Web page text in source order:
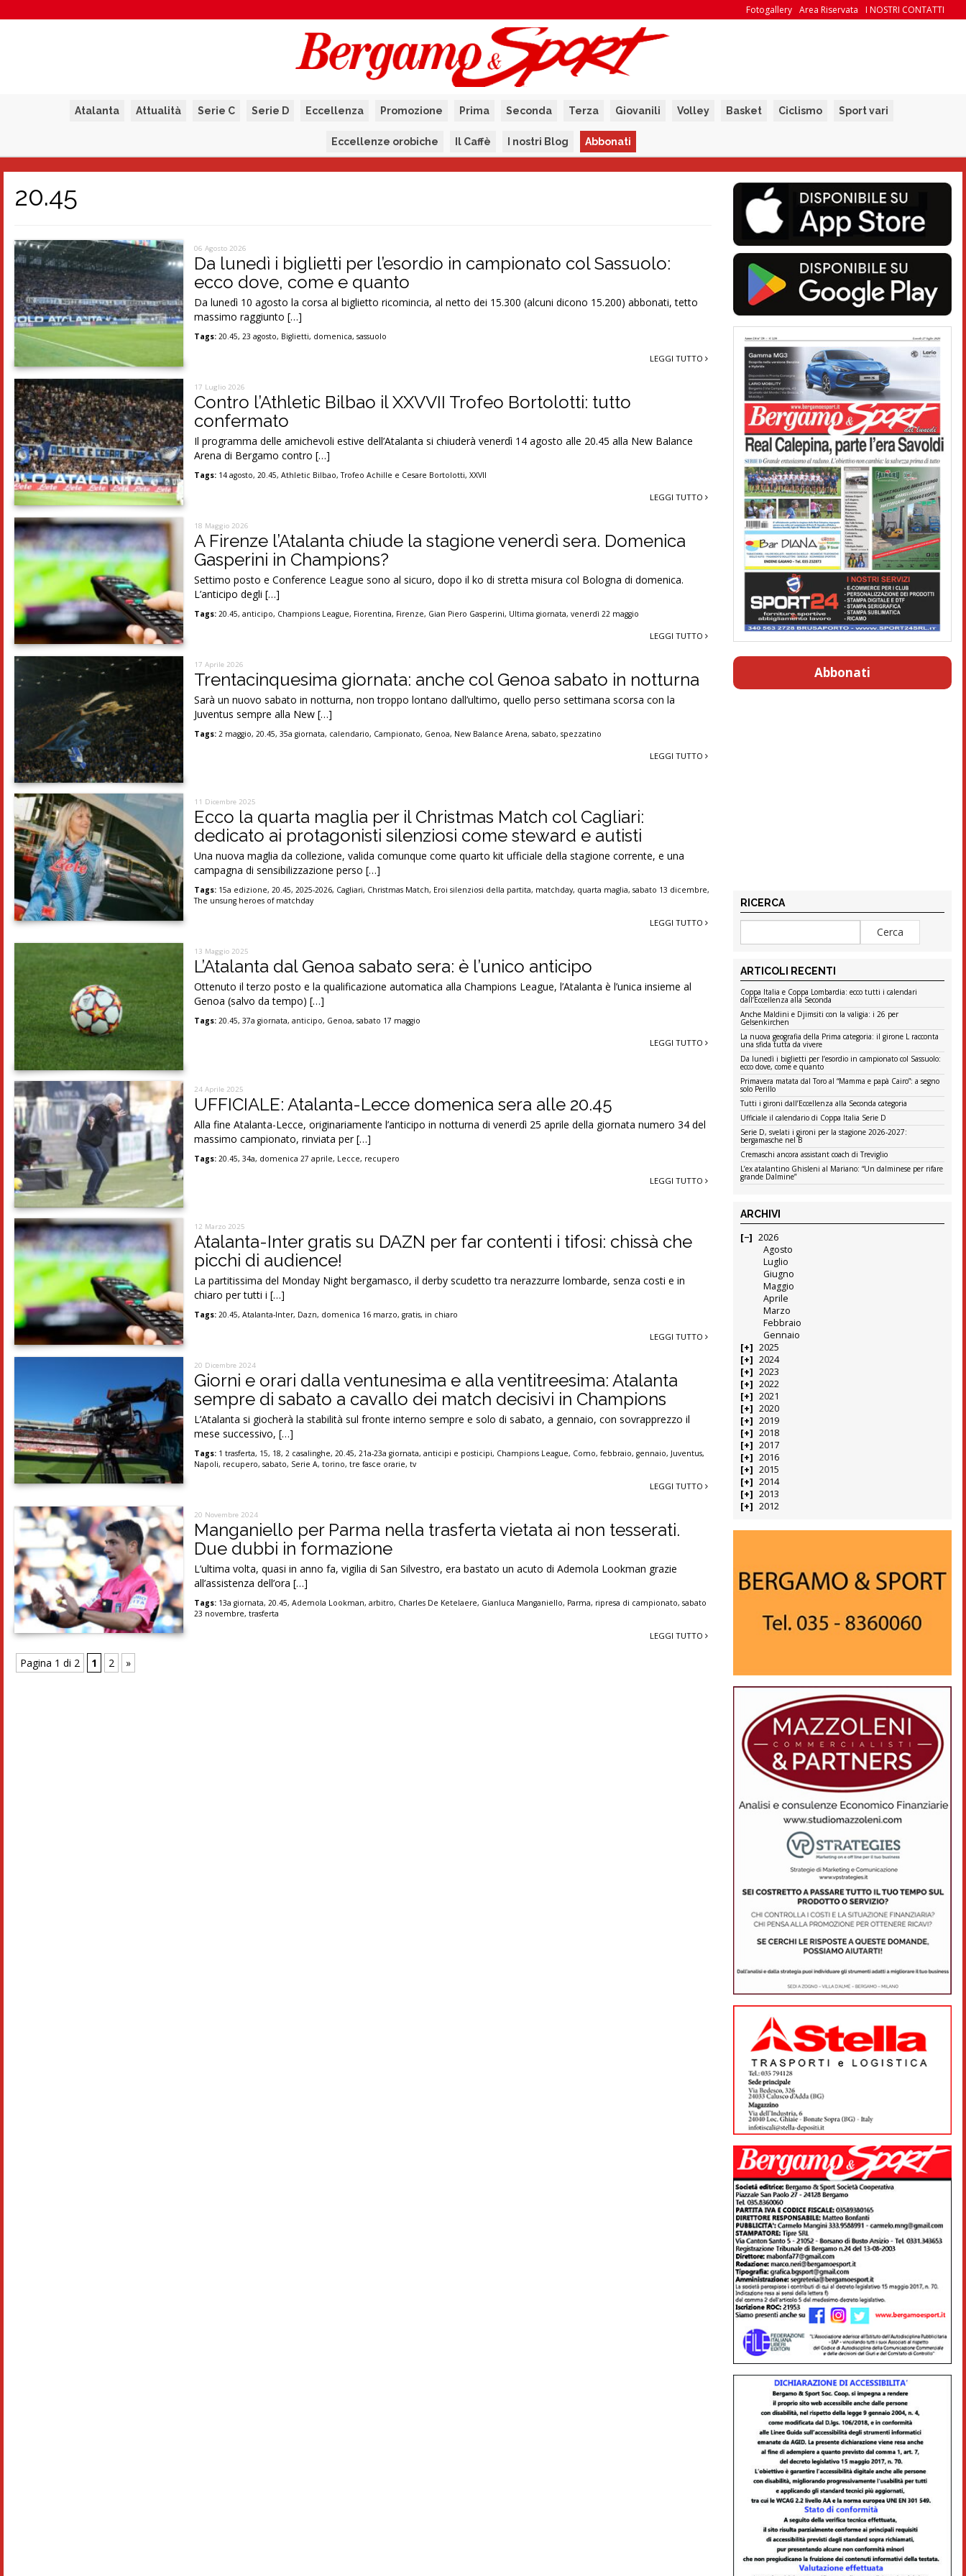
I NOSTRI CONTATTI
Area Riservata
Fotogallery
Atalanta Attualità Serie C Serie D Eccellenza Promozione Prima Seconda Terza Giovanili Volley Basket Ciclismo Sport vari
Eccellenze orobiche Il Caffè I nostri Blog Abbonati
20.45
06 Agosto 2026
Da lunedì i biglietti per l’esordio in campionato col Sassuolo:
ecco dove, come e quanto
Da lunedì 10 agosto la corsa al biglietto ricomincia, al netto dei 15.300 (alcuni dicono 15.200) abbonati, tetto
massimo raggiunto […]
Tags: 20.45,23 agosto, Biglietti, domenica,sassuolo
LEGGI TUTTO
17 Luglio 2026
Contro l’Athletic Bilbao il XXVVII Trofeo Bortolotti: tutto
confermato
Il programma delle amichevoli estive dell’Atalanta si chiuderà venerdì 14 agosto alle 20.45 alla New Balance
Arena di Bergamo contro […]
Tags: 14 agosto,20.45,Athletic Bilbao,Trofeo Achille e Cesare Bortolotti,XXVII
LEGGI TUTTO
18 Maggio 2026
A Firenze l’Atalanta chiude la stagione venerdì sera. Domenica
Gasperini in Champions?
Settimo posto e Conference League sono al sicuro, dopo il ko di stretta misura col Bologna di domenica.
L’anticipo degli […]
Tags: 20.45,anticipo, Champions League, Fiorentina, Firenze, Gian Piero Gasperini, Ultima giornata,venerdì 22 maggio
LEGGI TUTTO
17 Aprile 2026
Trentacinquesima giornata: anche col Genoa sabato in notturna
Sarà un nuovo sabato in notturna, non troppo lontano dall’ultimo, quello perso settimana scorsa con la
Juventus sempre alla New […]
Tags: 2 maggio,20.45,35a giornata, calendario, Campionato, Genoa, New Balance Arena,sabato,spezzatino
LEGGI TUTTO
11 Dicembre 2025
Ecco la quarta maglia per il Christmas Match col Cagliari:
dedicato ai protagonisti silenziosi come steward e autisti
Una nuova maglia da collezione, valida comunque come quarto kit ufficiale della stagione corrente, e una
campagna di sensibilizzazione perso […]
Tags: 15a edizione,20.45,2025-2026, Cagliari, Christmas Match, Eroi silenziosi della partita, matchday, quarta maglia,sabato 13 dicembre,
The unsung heroes of matchday
LEGGI TUTTO
13 Maggio 2025
L’Atalanta dal Genoa sabato sera: è l’unico anticipo
Ottenuto il terzo posto e la qualificazione automatica alla Champions League, l’Atalanta è l’unica insieme al
Genoa (salvo da tempo) […]
Tags: 20.45,37a giornata,anticipo, Genoa,sabato 17 maggio
LEGGI TUTTO
24 Aprile 2025
UFFICIALE: Atalanta-Lecce domenica sera alle 20.45
Alla fine Atalanta-Lecce, originariamente l’anticipo in notturna di venerdì 25 aprile della giornata numero 34 del
massimo campionato, rinviata per […]
Tags: 20.45,34a, domenica 27 aprile, Lecce, recupero
LEGGI TUTTO
12 Marzo 2025
Atalanta-Inter gratis su DAZN per far contenti i tifosi: chissà che
picchi di audience!
La partitissima del Monday Night bergamasco, il derby scudetto tra nerazzurre lombarde, senza costi e in
chiaro per tutti i […]
Tags: 20.45,Atalanta-Inter, Dazn, domenica 16 marzo,gratis, in chiaro
LEGGI TUTTO
20 Dicembre 2024
Giorni e orari dalla ventunesima e alla ventitreesima: Atalanta
sempre di sabato a cavallo dei match decisivi in Champions
L’Atalanta si giocherà la stabilità sul fronte interno sempre e solo di sabato, a gennaio, con sovrapprezzo il
mese successivo, […]
Tags: 1 trasferta, 15, 18, 2 casalinghe, 20.45, 21a-23a giornata,anticipi e posticipi, Champions League, Como,febbraio,gennaio, Juventus,
Napoli, recupero,sabato, Serie A,torino,tre fasce orarie,tv
LEGGI TUTTO
20 Novembre 2024
Manganiello per Parma nella trasferta vietata ai non tesserati.
Due dubbi in formazione
L’ultima volta, quasi in anno fa, vigilia di San Silvestro, era bastato un acuto di Ademola Lookman grazie
all’assistenza dell’ora […]
Tags: 13a giornata, 20.45,Ademola Lookman,arbitro, Charles De Ketelaere, Gianluca Manganiello, Parma, ripresa di campionato,sabato
23 novembre,trasferta
LEGGI TUTTO
Pagina 1 di 2 1 2 »
Abbonati
RICERCA
ARTICOLI RECENTI
Coppa Italia e Coppa Lombardia: ecco tutti i calendari
dall’Eccellenza alla Seconda
Anche Maldini e Djimsiti con la valigia: i 26 per
Gelsenkirchen
La nuova geografia della Prima categoria: il girone L racconta
una sfida tutta da vivere
Da lunedì i biglietti per l’esordio in campionato col Sassuolo:
ecco dove, come e quanto
Primavera matata dal Toro al “Mamma e papà Cairo”: a segno
solo Perillo
Tutti i gironi dall’Eccellenza alla Seconda categoria
Ufficiale il calendario di Coppa Italia Serie D
Serie D, svelati i gironi per la stagione 2026-2027:
bergamasche nel B
Cremaschi ancora assistant coach di Treviglio
L’ex atalantino Ghisleni al Mariano: “Un dalminese per rifare
grande Dalmine”
ARCHIVI
2026
Agosto
Luglio
Giugno
Maggio
Aprile
Marzo
Febbraio
Gennaio
2025
2024
2023
2022
2021
2020
2019
2018
2017
2016
2015
2014
2013
2012